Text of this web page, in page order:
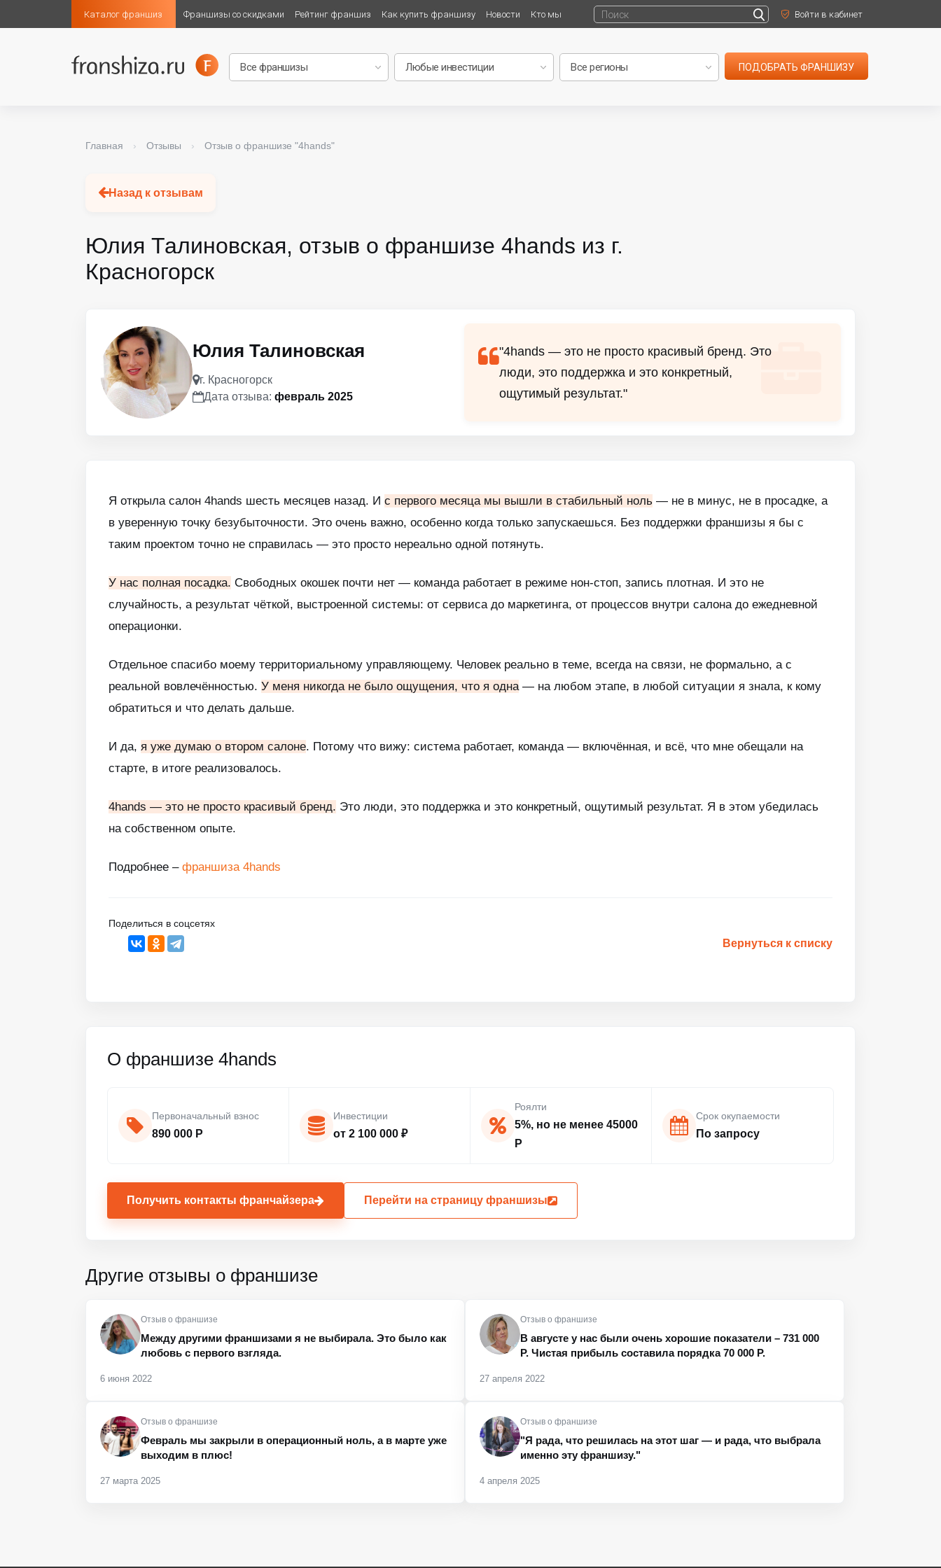
Каталог франшиз Франшизы со скидками Рейтинг франшиз Как купить франшизу Новости Кто мы Войти в кабинет
ПОДОБРАТЬ ФРАНШИЗУ
Главная › Отзывы › Отзыв о франшизе "4hands"
Назад к отзывам
Юлия Талиновская, отзыв о франшизе 4hands из г.
Красногорск
Юлия Талиновская
г. Красногорск
Дата отзыва: февраль 2025
"4hands — это не просто красивый бренд. Это
люди, это поддержка и это конкретный,
ощутимый результат."
Я открыла салон 4hands шесть месяцев назад. И с первого месяца мы вышли в стабильный ноль — не в минус, не в просадке, а
в уверенную точку безубыточности. Это очень важно, особенно когда только запускаешься. Без поддержки франшизы я бы с
таким проектом точно не справилась — это просто нереально одной потянуть.
У нас полная посадка. Свободных окошек почти нет — команда работает в режиме нон-стоп, запись плотная. И это не
случайность, а результат чёткой, выстроенной системы: от сервиса до маркетинга, от процессов внутри салона до ежедневной
операционки.
Отдельное спасибо моему территориальному управляющему. Человек реально в теме, всегда на связи, не формально, а с
реальной вовлечённостью. У меня никогда не было ощущения, что я одна — на любом этапе, в любой ситуации я знала, к кому
обратиться и что делать дальше.
И да, я уже думаю о втором салоне. Потому что вижу: система работает, команда — включённая, и всё, что мне обещали на
старте, в итоге реализовалось.
4hands — это не просто красивый бренд. Это люди, это поддержка и это конкретный, ощутимый результат. Я в этом убедилась
на собственном опыте.
Подробнее – франшиза 4hands
Поделиться в соцсетях
Вернуться к списку
О франшизе 4hands
Первоначальный взнос
890 000 Р
Инвестиции
от 2 100 000 ₽
Роялти
5%, но не менее 45000
Р
Срок окупаемости
По запросу
Получить контакты франчайзера Перейти на страницу франшизы
Другие отзывы о франшизе
Отзыв о франшизе
Между другими франшизами я не выбирала. Это было как
любовь с первого взгляда.
6 июня 2022
Отзыв о франшизе
В августе у нас были очень хорошие показатели – 731 000
Р. Чистая прибыль составила порядка 70 000 Р.
27 апреля 2022
Отзыв о франшизе
Февраль мы закрыли в операционный ноль, а в марте уже
выходим в плюс!
27 марта 2025
Отзыв о франшизе
"Я рада, что решилась на этот шаг — и рада, что выбрала
именно эту франшизу."
4 апреля 2025